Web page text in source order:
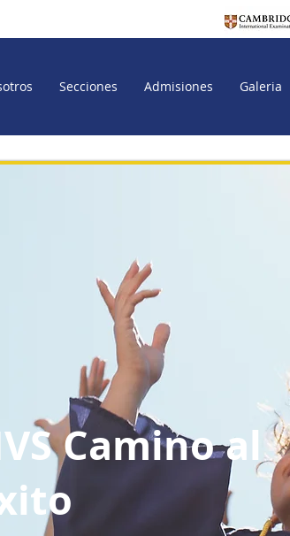
Secciones Admisiones Galeria
Camino al